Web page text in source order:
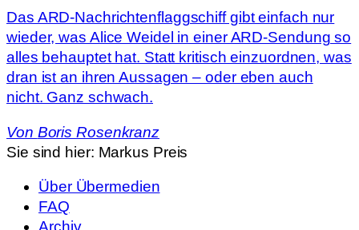
Das ARD-Nachrichtenflaggschiff gibt einfach nur
wieder, was Alice Weidel in einer ARD-Sendung so
alles behauptet hat. Statt kritisch einzuordnen, was
dran ist an ihren Aussagen – oder eben auch
nicht. Ganz schwach.
Von Boris Rosenkranz
Sie sind hier: Markus Preis
Über Übermedien
FAQ
Archiv